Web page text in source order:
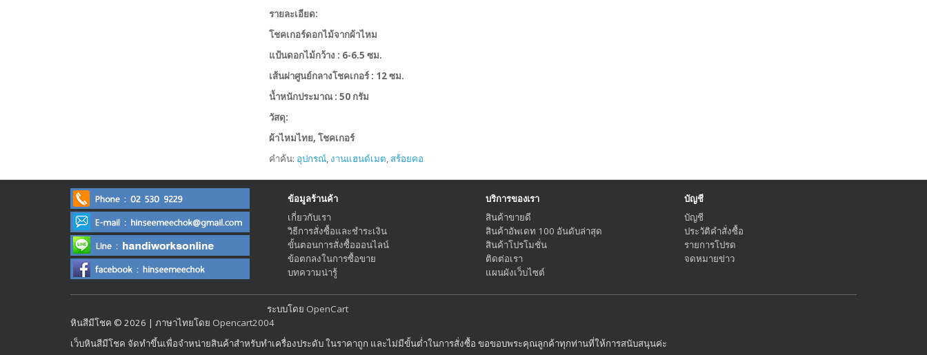
รายละเอียด:
โชคเกอร์ดอกไม้จากผ้าไหม
แป้นดอกไม้กว้าง : 6-6.5 ซม.
เส้นผ่าศูนย์กลางโชคเกอร์ : 12 ซม.
น้ำหนักประมาณ : 50 กรัม
วัสดุ:
ผ้าไหมไทย, โชคเกอร์
คำค้น: อุปกรณ์, งานแฮนด์เมต, สร้อยคอ
ข้อมูลร้านค้า
เกี่ยวกับเรา
วิธีการสั่งซื้อและชำระเงิน
ขั้นตอนการสั่งซื้อออนไลน์
ข้อตกลงในการซื้อขาย
บทความน่ารู้
บริการของเรา
สินค้าขายดี
สินค้าอัพเดท 100 อันดับล่าสุด
สินค้าโปรโมชั่น
ติดต่อเรา
แผนผังเว็บไซต์
บัญชี
บัญชี
ประวัติคำสั่งซื้อ
รายการโปรด
จดหมายข่าว
ระบบโดย OpenCart
หินสีมีโชค © 2026 | ภาษาไทยโดย Opencart2004
เว็บหินสีมีโชค จัดทำขึ้นเพื่อจำหน่ายสินค้าสำหรับทำเครื่องประดับ ในราคาถูก และไม่มีขั้นต่ำในการสั่งซื้อ ขอขอบพระคุณลูกค้าทุกท่านที่ให้การสนับสนุนค่ะ